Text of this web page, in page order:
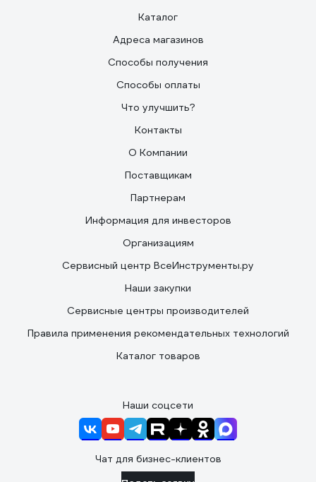
Каталог
Адреса магазинов
Способы получения
Способы оплаты
Что улучшить?
Контакты
О Компании
Поставщикам
Партнерам
Информация для инвесторов
Организациям
Сервисный центр ВсеИнструменты.ру
Наши закупки
Сервисные центры производителей
Правила применения рекомендательных технологий
Каталог товаров
Наши соцсети
Чат для бизнес-клиентов